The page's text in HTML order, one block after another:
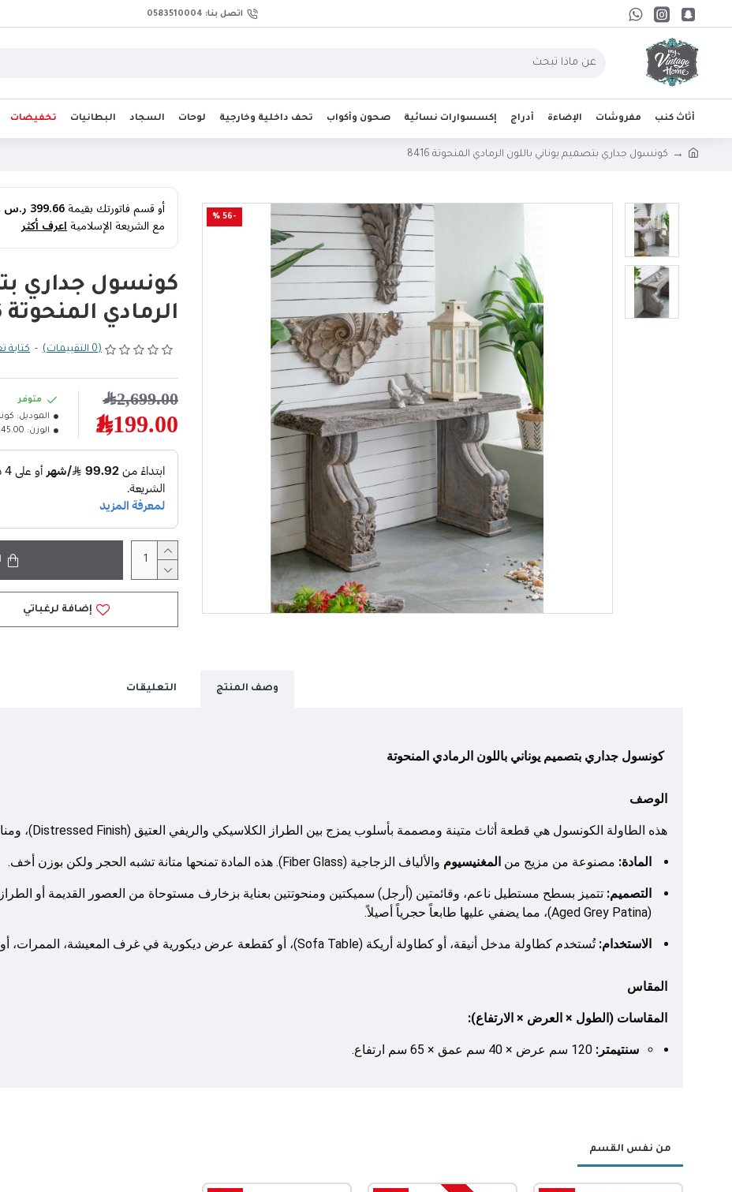
اتصل بنا: 0583510004
أثاث كنب مفروشات الإضاءة أدراج إكسسوارات نسائية صحون وأكواب تحف داخلية وخارجية لوحات السجاد البطانيات تخفيضات
كونسول جداري بتصميم يوناني باللون الرمادي المنحوتة 8416
-56 % أو قسم فاتورتك بقيمة399.66 ر.س
مع الشريعة الإسلاميةاعرف أكثر
كونسول جداري
الرمادي المنحوتة 8416
(0 التقييمات) - كتابة
1,199.00﷼
2,699.00﷼
متوفر
الموديل:
الوزن: 45.00كلغ
إضافة لرغباتي
وصف المنتج التعليقات
كونسول جداري بتصميم يوناني باللون الرمادي المنحوتة
الوصف
هذه الطاولة الكونسول هي قطعة أثاث متينة ومصممة بأسلوب يمزج بين الطراز الكلاسيكي والريفي العتيق (Distressed Finish)، ومناسبة للاستخدام الداخلي والخارجي.
المادة: مصنوعة من مزيج من المغنيسيوم والألياف الزجاجية (Fiber Glass). هذه المادة تمنحها متانة تشبه الحجر ولكن بوزن أخف.
التصميم: تتميز بسطح مستطيل ناعم، وقائمتين (أرجل) سميكتين ومنحوتتين بعناية بزخارف مستوحاة من العصور القديمة أو الطراز
(Aged Grey Patina)، مما يضفي عليها طابعاً حجرياً أصيلاً.
الاستخدام: تُستخدم كطاولة مدخل أنيقة، أو كطاولة أريكة (Sofa Table)، أو كقطعة عرض ديكورية في غرف المعيشة، الممرات، أو حتى في الشرفات والحدائق الخارجية.
المقاس
المقاسات (الطول × العرض × الارتفاع):
سنتيمتر:
من نفس القسم